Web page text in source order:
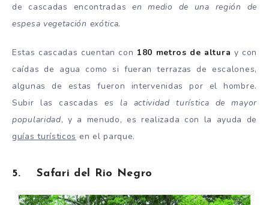
de cascadas encontradasen medio de una región de
espesa vegetación exótica.
Estas cascadas cuentan con 180 metros de altura y con
caídas de agua como si fueran terrazas de escalones,
algunas de estas fueron intervenidas por el hombre.
Subir las cascadases la actividad turística de mayor
popularidad, y a menudo, es realizada con la ayuda de
guías turísticos en el parque.
5. Safari del Rio Negro